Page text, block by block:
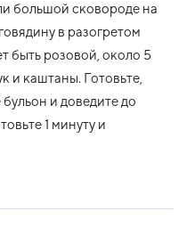
большой сковороде на
в разогретом
быть розовой, около 5
и каштаны. Готовьте,
и доведите до
1 минуту и